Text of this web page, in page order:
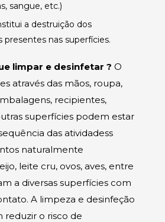
sangue, etc.)
a destruição dos
presentes nas superfícies.
limpar e desinfetar ? O
através das mãos, roupa,
recipientes,
superfícies podem estar
das atividadess
naturalmente
leite cru, ovos, aves, entre
a diversas superfícies com
A limpeza e desinfeção
reduzir o risco de